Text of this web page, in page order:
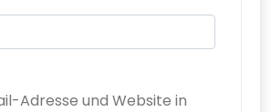
Adresse und Website in